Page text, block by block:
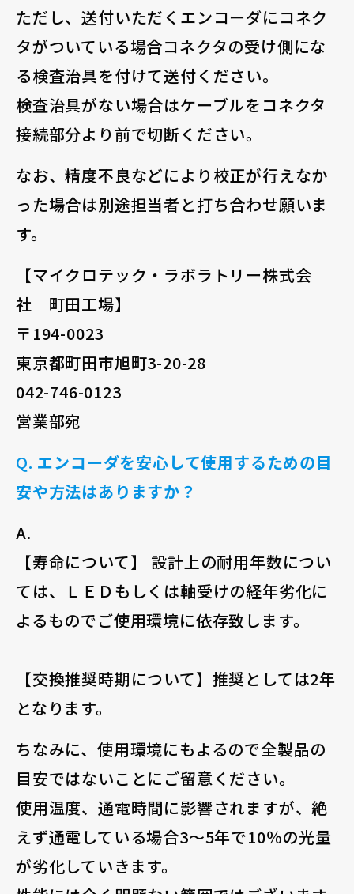
ただし、送付いただくエンコーダにコネク
タがついている場合コネクタの受け側にな
る検査治具を付けて送付ください。
検査治具がない場合はケーブルをコネクタ
接続部分より前で切断ください。
なお、精度不良などにより校正が行えなか
った場合は別途担当者と打ち合わせ願いま
す。
【マイクロテック・ラボラトリー株式会
社 町田工場】
〒194-0023
東京都町田市旭町3-20-28
042-746-0123
営業部宛
Q. エンコーダを安心して使用するための目
安や方法はありますか？
A.
【寿命について】 設計上の耐用年数につい
ては、ＬＥＤもしくは軸受けの経年劣化に
よるものでご使用環境に依存致します。
【交換推奨時期について】推奨としては2年
となります。
ちなみに、使用環境にもよるので全製品の
目安ではないことにご留意ください。
使用温度、通電時間に影響されますが、絶
えず通電している場合3～5年で10％の光量
が劣化していきます。